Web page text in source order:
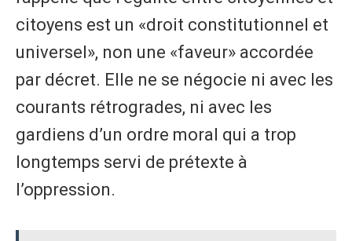
citoyens est un «droit constitutionnel et
universel», non une «faveur» accordée
par décret. Elle ne se négocie ni avec les
courants rétrogrades, ni avec les
gardiens d’un ordre moral qui a trop
longtemps servi de prétexte à
l’oppression.